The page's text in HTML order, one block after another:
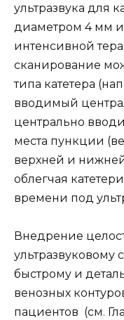
ультразвука для
диаметром 4 мм и
интенсивной
сканирование
типа катетера
вводимый
центрально
места пункции
верхней и
облегчая
времени под
Внедрение
ультразвуковому
быстрому и
венозных
пациентов (см.